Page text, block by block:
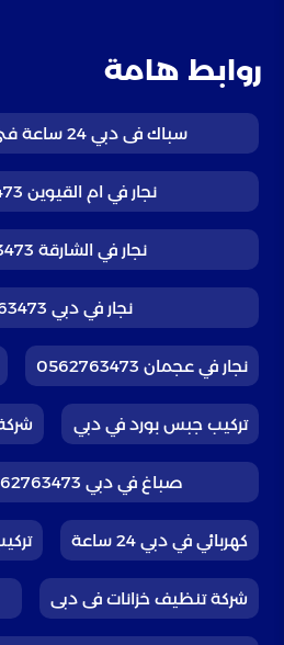
روابط هامة
سباك فى دبي 24 ساعة فني سباكة صحي
نجار في ام القيوين 0562763473
نجار في الشارقة 0562763473
نجار في دبي 0562763473
نجار في عجمان 0562763473
تركيب جبس بورد في دبي
صباغ في دبي 0562763473 شركة صبغ
كهربائي في دبي 24 ساعة
شركة تنظيف خزانات فى دبى